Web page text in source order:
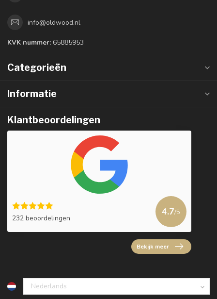
info@oldwood.nl
KVK nummer: 65885953
Categorieën
Informatie
Klantbeoordelingen
232 beoordelingen
4.7/5
Bekijk meer